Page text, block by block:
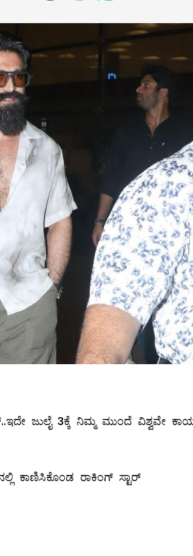
ಜುಲೈ 3ಕ್ಕೆ ನಿಮ್ಮ ಮುಂದೆ ವಿಶ್ವವೇ
ಕಾಣಿಸಿಕೊಂಡ ರಾಕಿಂಗ್ ಸ್ಟಾರ್